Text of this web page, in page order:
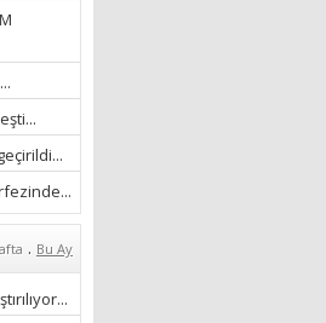
. Bu Ay